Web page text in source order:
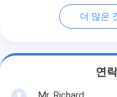
더 많은
연